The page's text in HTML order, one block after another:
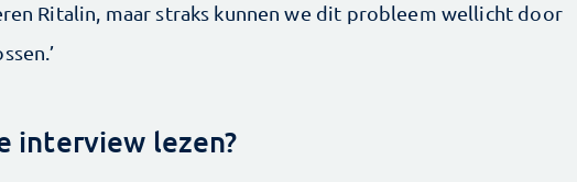
Ritalin, maar straks kunnen we dit probleem wellicht door
interview lezen?